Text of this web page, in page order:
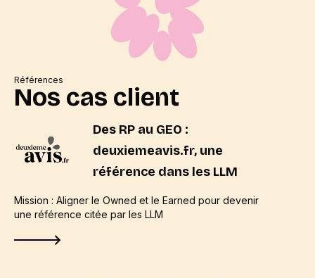
Références
Nos cas client
Des RP au GEO :
deuxiemeavis.fr, une
référence dans les LLM
Mission : Aligner le Owned et le Earned pour devenir
une référence citée par les LLM